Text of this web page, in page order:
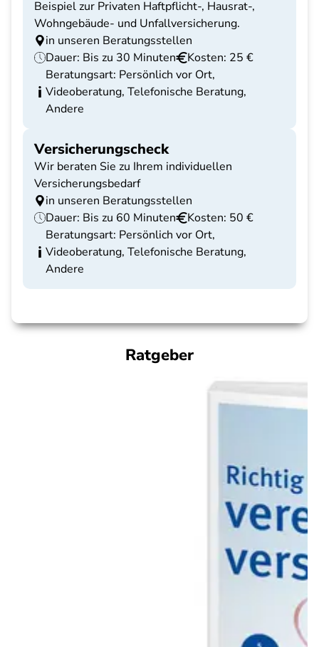
Beispiel zur Privaten Haftpflicht-, Hausrat-,
Wohngebäude- und Unfallversicherung.
in unseren Beratungsstellen
Dauer: Bis zu 30 Minuten
Kosten: 25 €
Beratungsart: Persönlich vor Ort,
Videoberatung, Telefonische Beratung,
Andere
Versicherungscheck
Wir beraten Sie zu Ihrem individuellen
Versicherungsbedarf
in unseren Beratungsstellen
Dauer: Bis zu 60 Minuten
Kosten: 50 €
Beratungsart: Persönlich vor Ort,
Videoberatung, Telefonische Beratung,
Andere
Ratgeber